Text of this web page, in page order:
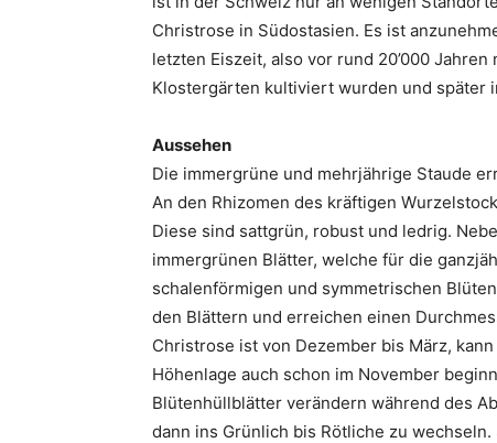
Christrose in Südostasien. Es ist
letzten Eiszeit, also vor rund 20’000
Klostergärten kultiviert wurden und später
Aussehen
Die immergrüne und mehrjährige Staude
An den Rhizomen des kräftigen
Diese sind sattgrün, robust und ledrig.
immergrünen Blätter, welche für die
schalenförmigen und symmetrischen
den Blättern und erreichen einen
Christrose ist von Dezember bis März,
Höhenlage auch schon im November
Blütenhüllblätter verändern während des
dann ins Grünlich bis Rötliche zu